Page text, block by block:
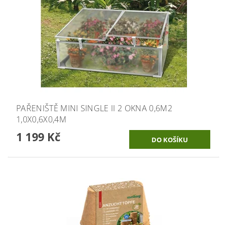
PAŘENIŠTĚ MINI SINGLE II 2 OKNA 0,6M2
1,0X0,6X0,4M
1 199 Kč